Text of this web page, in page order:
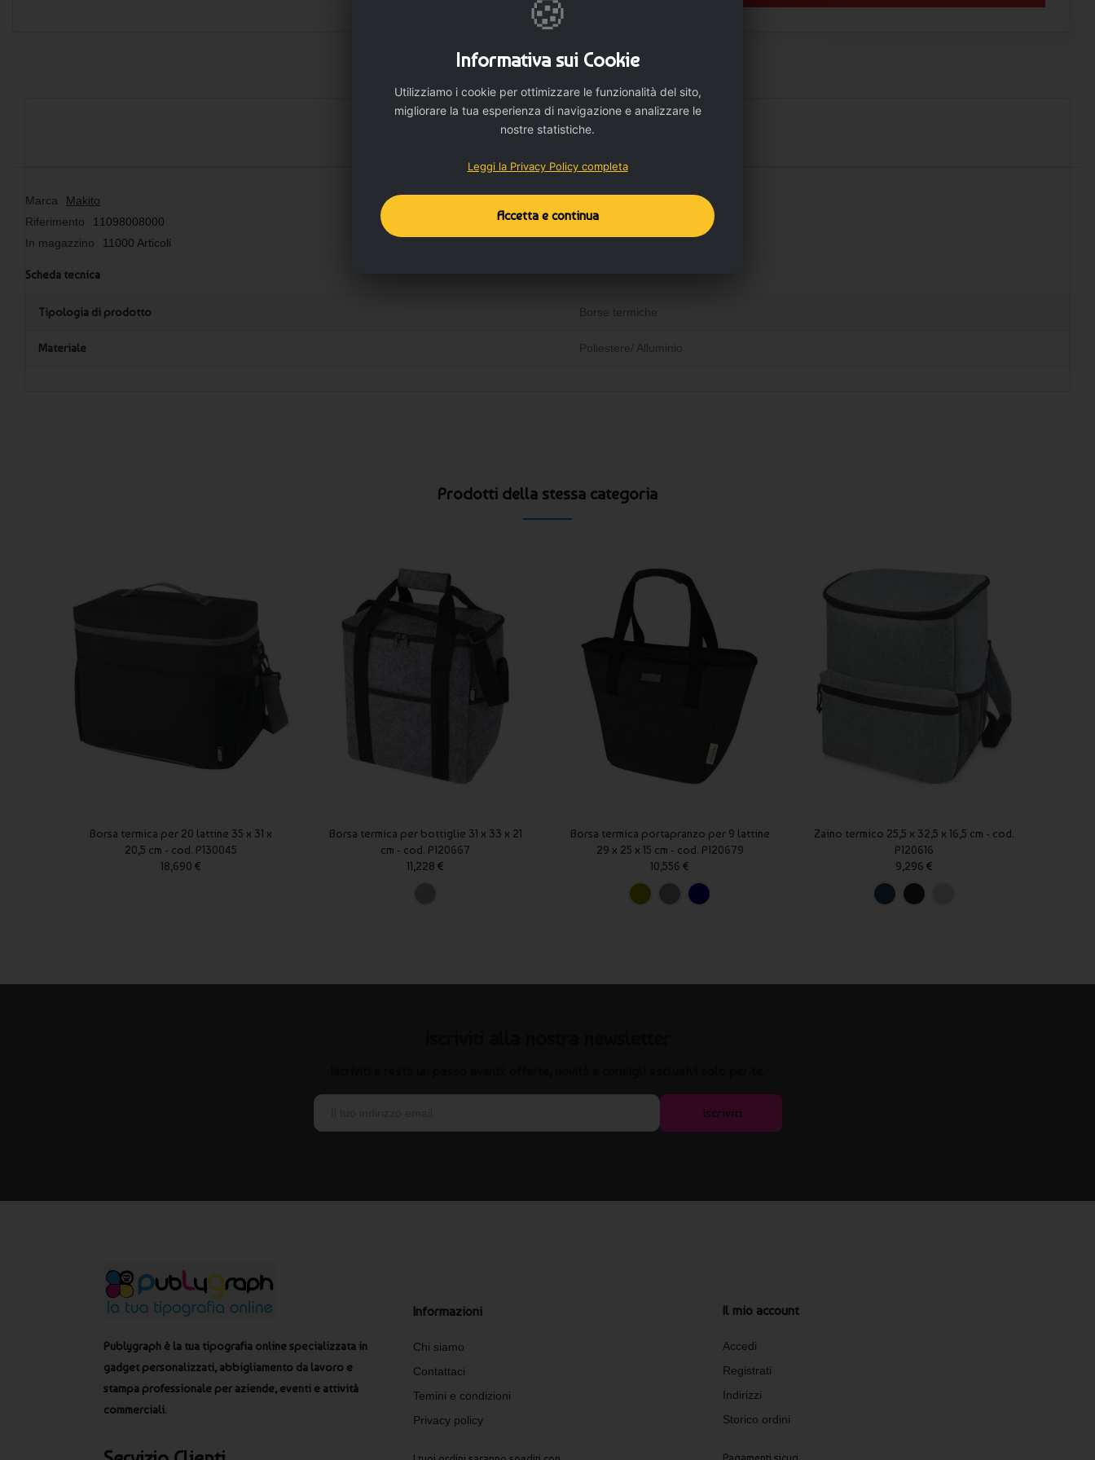
Marca
Makito
Riferimento
11098008000
In magazzino
11000 Articoli
Scheda tecnica
Tipologia di prodotto Borse termiche
Materiale Poliestere/ Alluminio
Prodotti della stessa categoria
Borsa termica per 20 lattine 35 x 31 x
20,5 cm - cod. P130045
18,690 €
Borsa termica per bottiglie 31 x 33 x 21
cm - cod. P120667
11,228 €
Borsa termica portapranzo per 9 lattine
29 x 25 x 15 cm - cod. P120679
10,556 €
Zaino termico 25,5 x 32,5 x 16,5 cm - cod.
P120616
9,296 €
Iscriviti
Publygraph è la tua tipografia online specializzata in
gadget personalizzati, abbigliamento da lavoro e
stampa professionale per aziende, eventi e attività
commerciali.
Informazioni
Chi siamo
Contattaci
Temini e condizioni
Privacy policy
Il mio account
Accedi
Registrati
Indirizzi
Storico ordini
🍪
Informativa sui Cookie
Utilizziamo i cookie per ottimizzare le funzionalità del sito,
migliorare la tua esperienza di navigazione e analizzare le
nostre statistiche.
Leggi la Privacy Policy completa
Accetta e continua